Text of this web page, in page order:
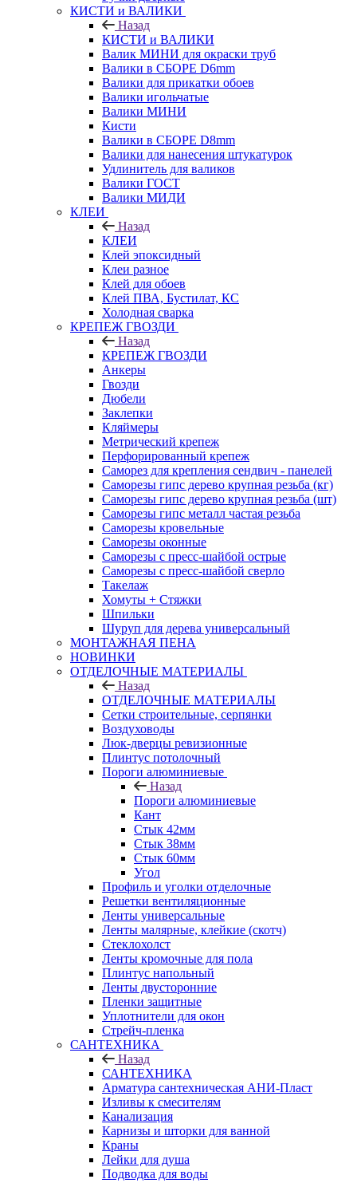
КИСТИ и ВАЛИКИ
Назад
КИСТИ и ВАЛИКИ
Валик МИНИ для окраски труб
Валики в СБОРЕ D6mm
Валики для прикатки обоев
Валики игольчатые
Валики МИНИ
Кисти
Валики в СБОРЕ D8mm
Валики для нанесения штукатурок
Удлинитель для валиков
Валики ГОСТ
Валики МИДИ
КЛЕИ
Назад
КЛЕИ
Клей эпоксидный
Клеи разное
Клей для обоев
Клей ПВА, Бустилат, КС
Холодная сварка
КРЕПЕЖ ГВОЗДИ
Назад
КРЕПЕЖ ГВОЗДИ
Анкеры
Гвозди
Дюбели
Заклепки
Кляймеры
Метрический крепеж
Перфорированный крепеж
Саморез для крепления сендвич - панелей
Саморезы гипс дерево крупная резьба (кг)
Саморезы гипс дерево крупная резьба (шт)
Саморезы гипс металл частая резьба
Саморезы кровельные
Саморезы оконные
Саморезы с пресс-шайбой острые
Саморезы с пресс-шайбой сверло
Такелаж
Хомуты + Стяжки
Шпильки
Шуруп для дерева универсальный
МОНТАЖНАЯ ПЕНА
НОВИНКИ
ОТДЕЛОЧНЫЕ МАТЕРИАЛЫ
Назад
ОТДЕЛОЧНЫЕ МАТЕРИАЛЫ
Сетки строительные, серпянки
Воздуховоды
Люк-дверцы ревизионные
Плинтус потолочный
Пороги алюминиевые
Назад
Пороги алюминиевые
Кант
Стык 42мм
Стык 38мм
Стык 60мм
Угол
Профиль и уголки отделочные
Решетки вентиляционные
Ленты универсальные
Ленты малярные, клейкие (скотч)
Стеклохолст
Ленты кромочные для пола
Плинтус напольный
Ленты двусторонние
Пленки защитные
Уплотнители для окон
Стрейч-пленка
САНТЕХНИКА
Назад
САНТЕХНИКА
Арматура сантехническая АНИ-Пласт
Изливы к смесителям
Канализация
Карнизы и шторки для ванной
Краны
Лейки для душа
Подводка для воды